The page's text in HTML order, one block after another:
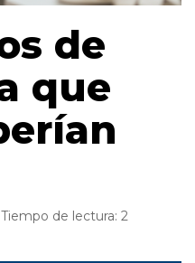
de
que
Tiempo de lectura: 2